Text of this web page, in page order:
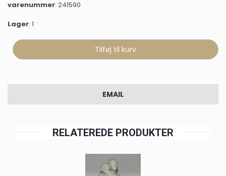
varenummer: 241590
Lager: 1
EMAIL
RELATEREDE PRODUKTER